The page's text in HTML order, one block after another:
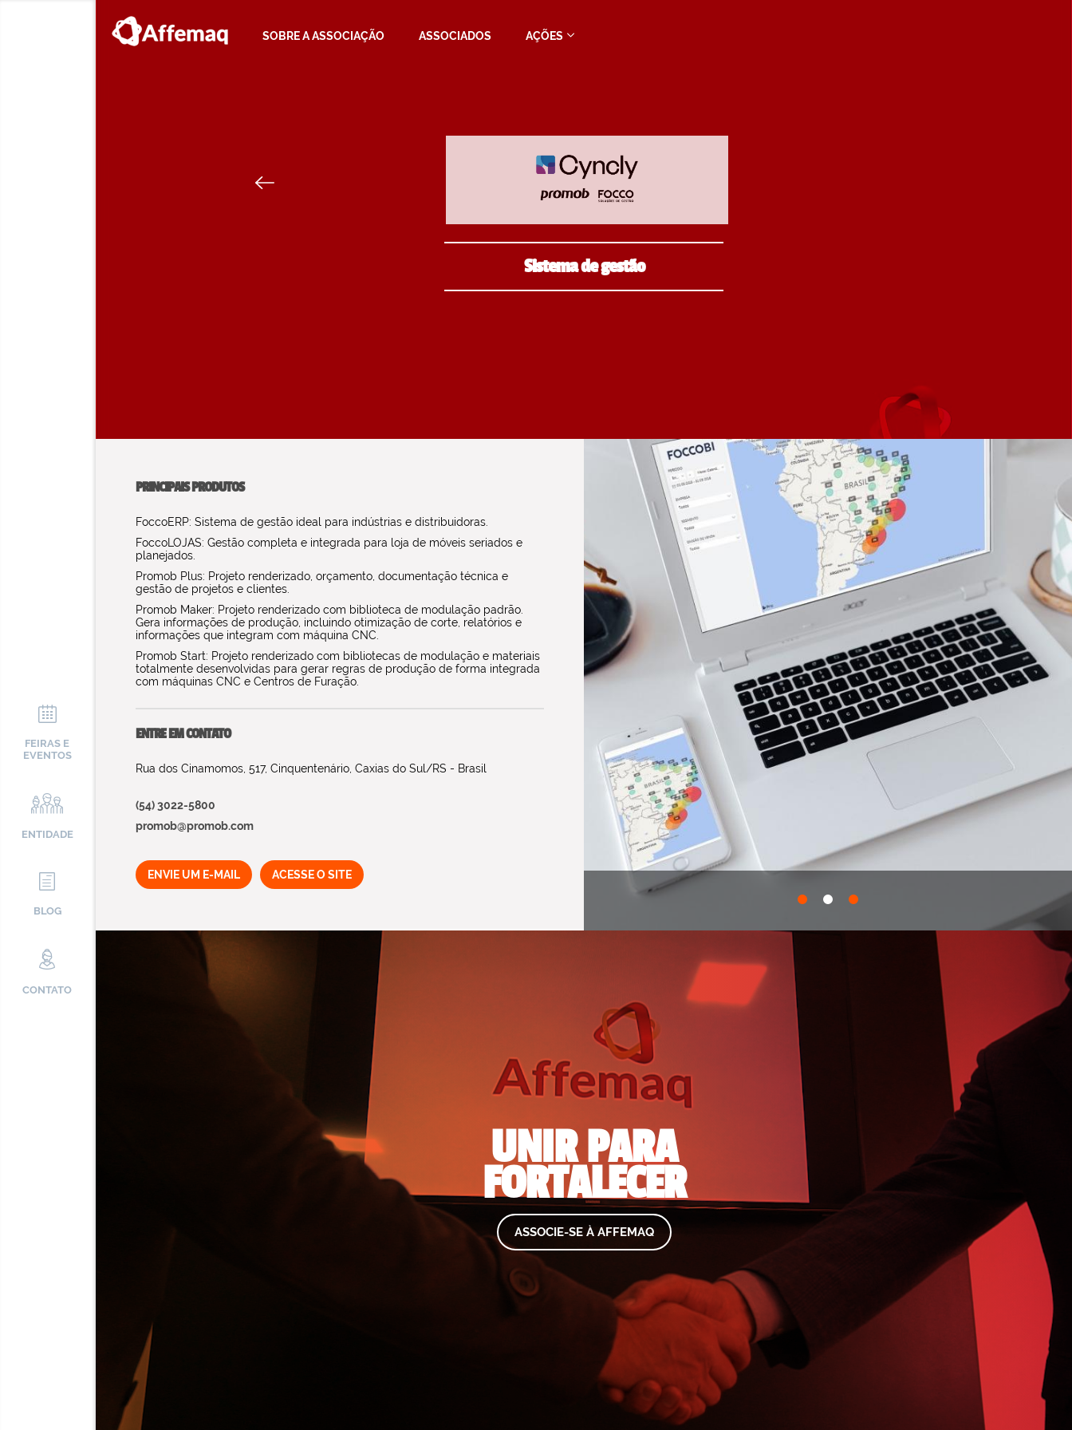
FEIRAS E
EVENTOS
ENTIDADE
BLOG
CONTATO
SOBRE A ASSOCIAÇÃO ASSOCIADOS AÇÕES
Sistema de gestão
PRINCIPAIS PRODUTOS
FoccoERP: Sistema de gestão ideal para indústrias e distribuidoras.
FoccoLOJAS: Gestão completa e integrada para loja de móveis seriados e
planejados.
Promob Plus: Projeto renderizado, orçamento, documentação técnica e
gestão de projetos e clientes.
Promob Maker: Projeto renderizado com biblioteca de modulação padrão.
Gera informações de produção, incluindo otimização de corte, relatórios e
informações que integram com máquina CNC.
Promob Start: Projeto renderizado com bibliotecas de modulação e materiais
totalmente desenvolvidas para gerar regras de produção de forma integrada
com máquinas CNC e Centros de Furação.
ENTRE EM CONTATO
Rua dos Cinamomos, 517, Cinquentenário, Caxias do Sul/RS - Brasil
(54) 3022-5800
promob@promob.com
ENVIE UM E-MAIL ACESSE O SITE
UNIR PARA
FORTALECER
ASSOCIE-SE À AFFEMAQ